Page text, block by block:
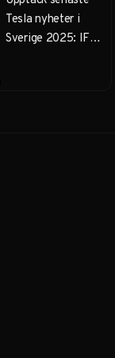
Tesla nyheter i
Sverige 2025: IF